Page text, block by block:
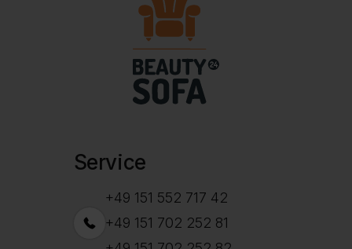
Service
+49 151 552 717 42
+49 151 702 252 81